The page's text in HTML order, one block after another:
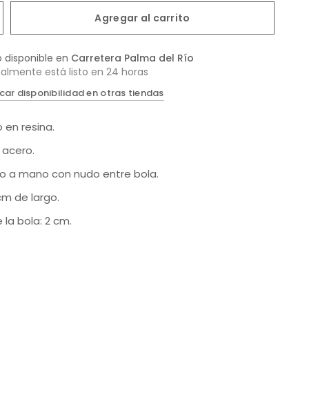
Agregar al carrito
disponible en Carretera Palma del Río
está listo en 24 horas
disponibilidad en otras tiendas
en resina.
a mano con nudo entre bola.
de largo.
la bola: 2 cm.